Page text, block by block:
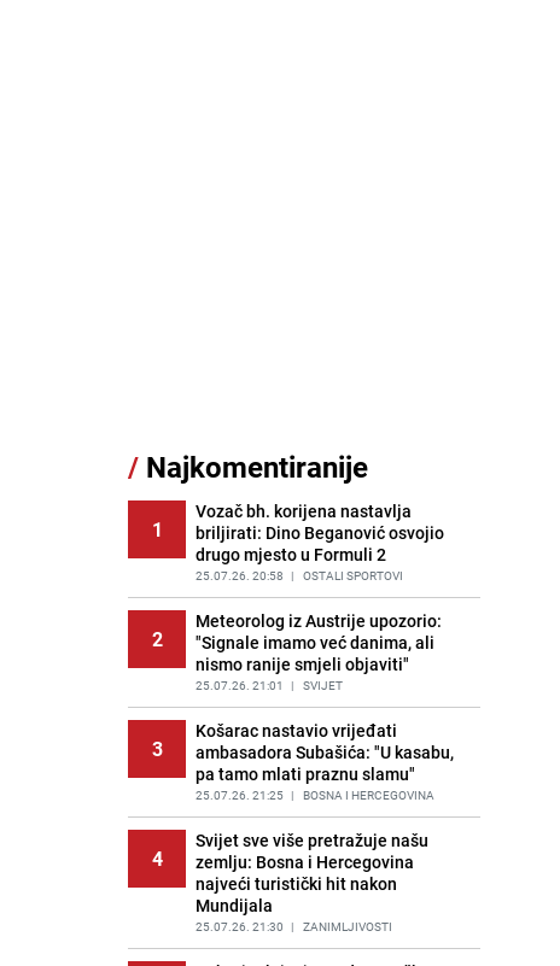
11
Recept za brze uštipke: Ne upijaju
ulje i gotovi su za 30 minuta
PRIJE OKO 12H | RECEPTI
Gosti iz Njemačke napravili požar u
apartmanu u Istri, vlasniku se
smijali i pokazivali srednji prst
PRIJE 2 DANA | REGIJA
Užas u bh. susjedstvu, mladići
bludničili nad maloljetnicom i sve
snimali: "Stari te gleda u lajvu"
PRIJE 2 DANA | REGIJA
Novi detalji istrage: Ruske službe
otkrile moguć uzrok tragedije bh.
planinara na Elbrusu
PRIJE 2 DANA | SVIJET
Očistite rernu bez hemikalija:
Poznata stručnjakinja dijeli savjete
PRIJE 2 DANA | ŽIVOT I STIL
/ Najkomentiranije
1
Vozač bh. korijena nastavlja
briljirati: Dino Beganović osvojio
drugo mjesto u Formuli 2
25.07.26. 20:58 | OSTALI SPORTOVI
2
Meteorolog iz Austrije upozorio:
"Signale imamo već danima, ali
nismo ranije smjeli objaviti"
25.07.26. 21:01 | SVIJET
3
Košarac nastavio vrijeđati
ambasadora Subašića: "U kasabu,
pa tamo mlati praznu slamu"
25.07.26. 21:25 | BOSNA I HERCEGOVINA
4
Svijet sve više pretražuje našu
zemlju: Bosna i Hercegovina
najveći turistički hit nakon
Mundijala
25.07.26. 21:30 | ZANIMLJIVOSTI